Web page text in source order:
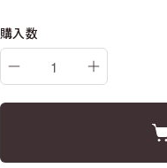
購入数